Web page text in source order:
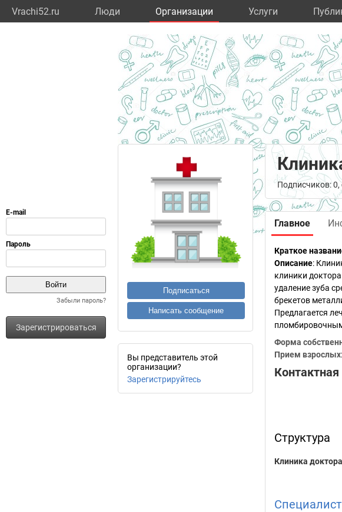
Vrachi52.ru Люди Организации Услуги
Забыли пароль?
Зарегистрироваться
Подписаться
Написать сообщение
Вы представитель этой
организации?
Зарегистрируйтесь
Подписчиков: 0,
Главное
Краткое
Описание:
клиники
удаление зуба
брекетов
Предлагается
Форма
Прием взрослых
Структура
Клиника